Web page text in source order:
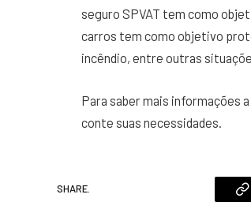
seguro SPVAT tem como
carros tem como objetivo
incêndio, entre outras
Para saber mais informações
conte suas necessidades.
SHARE.